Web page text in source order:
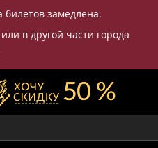
билетов замедлена.
в другой части города